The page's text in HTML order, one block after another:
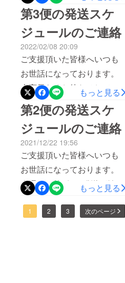
スをお見逃しなく！
き誠にありがとうございま
す。ただいま、第三弾が実
施しております！ 最新作に
加速・減速できる新パーツ
が導入されましたので、
もっと多様な遊び方が実
現！過去シリーズと組み合
わせて、コースをレベル
アップしましょう！最大
42％OFFお得なセットㄊを
見逃しなく！今回
CAMPFIRE限定、台湾特有
の黒熊からデザインされた
『クマクマクルマ』が残り
わずか！引き続き支援のご
検討、よろしくお願いいた
第3便の発送スケ
ジュールのご連絡
2022/02/08 20:09
ご支援頂いた皆様へいつも
お世話になっております。
大変長らくお待たせしてい
たしました。本日より第3便
の発送が始まりました。2月
中旬までには第3便の全数量
発送できると思いますの
で、到着までしばらくお待
ちいただければ幸いです。
今回の便にて、全便の配送
を完了することになります
が、万が一2月22日（火）ま
もっと見る
第2便の発送スケ
ジュールのご連絡
2021/12/22 19:56
ご支援頂いた皆様へいつも
お世話になっております。
今週より第2便の発送が始ま
りました。今週中には第2便
の全数量発送できると思い
もっと見る
1 2 3 次のページ